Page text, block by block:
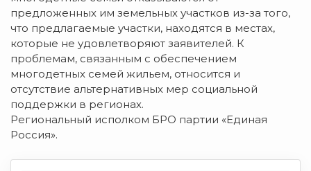
предложенных им земельных участков из-за того,
что предлагаемые участки, находятся в местах,
которые не удовлетворяют заявителей. К
проблемам, связанным с обеспечением
многодетных семей жильем, относится и
отсутствие альтернативных мер социальной
поддержки в регионах.
Региональный исполком БРО партии «Единая
Россия».